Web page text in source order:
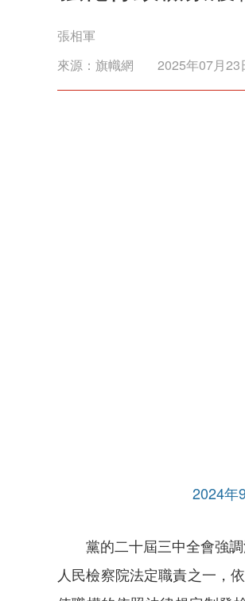
張相軍
來源： 旗幟網 2025年07月23
2024年
黨的二十屆三中全會強
人民檢察院法定職責之一，